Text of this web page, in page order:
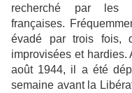
recherché par les
françaises.
évadé par trois fois,
improvisées et hardies.
août 1944, il a été
semaine avant la